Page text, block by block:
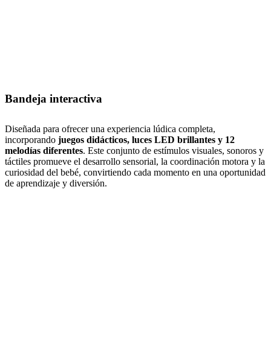
Bandeja interactiva
Diseñada para ofrecer una experiencia lúdica completa,
incorporando juegos didácticos, luces LED brillantes y 12
melodías diferentes. Este conjunto de estímulos visuales, sonoros y
táctiles promueve el desarrollo sensorial, la coordinación motora y la
curiosidad del bebé, convirtiendo cada momento en una oportunidad
de aprendizaje y diversión.